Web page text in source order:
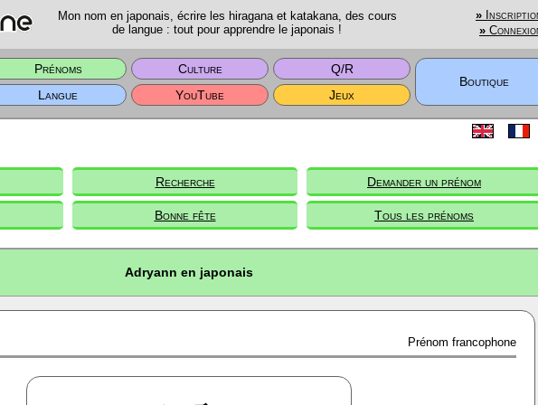
Mon nom en japonais, écrire les hiragana et katakana, des cours
de langue : tout pour apprendre le japonais !
»
»
Prénoms Culture
Q/R
Boutique
Langue YouTube Jeux
Recherche Demander un prénom
Bonne fête Tous les prénoms
Adryann en japonais
Prénom francophone